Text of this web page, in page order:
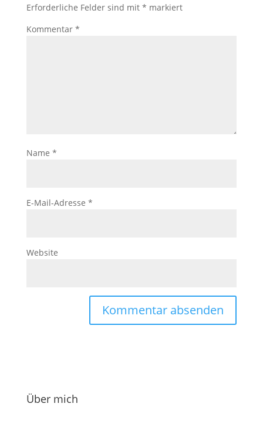
Erforderliche Felder sind mit * markiert
Kommentar *
Name *
E-Mail-Adresse *
Website
Über mich